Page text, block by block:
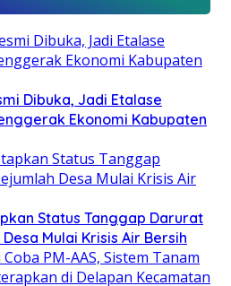
Dibuka, Jadi Etalase
Ekonomi Kabupaten
Status Tanggap Darurat
Mulai Krisis Air Bersih